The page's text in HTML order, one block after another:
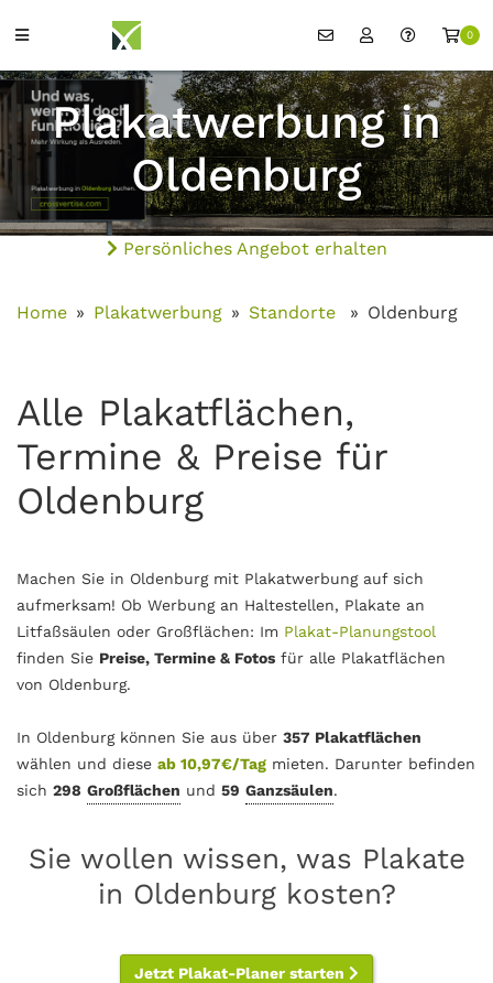
0
Plakatwerbung in
Oldenburg
Persönliches Angebot erhalten
Home Plakatwerbung Standorte Oldenburg
Alle Plakatflächen,
Termine & Preise für
Oldenburg
Machen Sie in Oldenburg mit Plakatwerbung auf sich
aufmerksam! Ob Werbung an Haltestellen, Plakate an
Litfaßsäulen oder Großflächen: Im Plakat-Planungstool
finden Sie Preise, Termine & Fotos für alle Plakatflächen
von Oldenburg.
In Oldenburg können Sie aus über 357 Plakatflächen
wählen und diese ab 10,97€/Tag mieten. Darunter befinden
sich 298 Großflächen und 59 Ganzsäulen.
Sie wollen wissen, was Plakate
in Oldenburg kosten?
Jetzt Plakat-Planer starten